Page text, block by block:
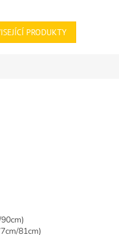
PRODUKTY
81cm)